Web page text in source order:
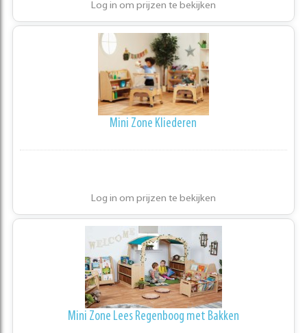
Log in om prijzen te bekijken
Mini Zone Kliederen
Log in om prijzen te bekijken
Mini Zone Lees Regenboog met Bakken